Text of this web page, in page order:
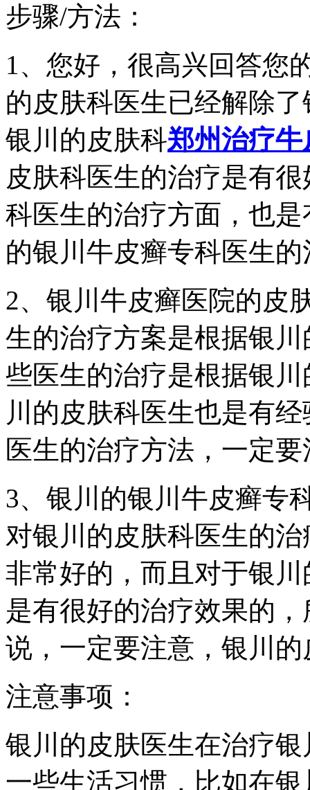
步骤/方法：
1、您好，很高兴回答您
的皮肤科医生已经解除
银川的皮肤科郑州治疗
皮肤科医生的治疗是有
科医生的治疗方面，也
的银川牛皮癣专科医生
2、银川牛皮癣医院的皮
生的治疗方案是根据银
些医生的治疗是根据银
川的皮肤科医生也是有
医生的治疗方法，一定
3、银川的银川牛皮癣专
对银川的皮肤科医生的
非常好的，而且对于银
是有很好的治疗效果的
说，一定要注意，银川
注意事项：
银川的皮肤医生在治疗
一些生活习惯，比如在